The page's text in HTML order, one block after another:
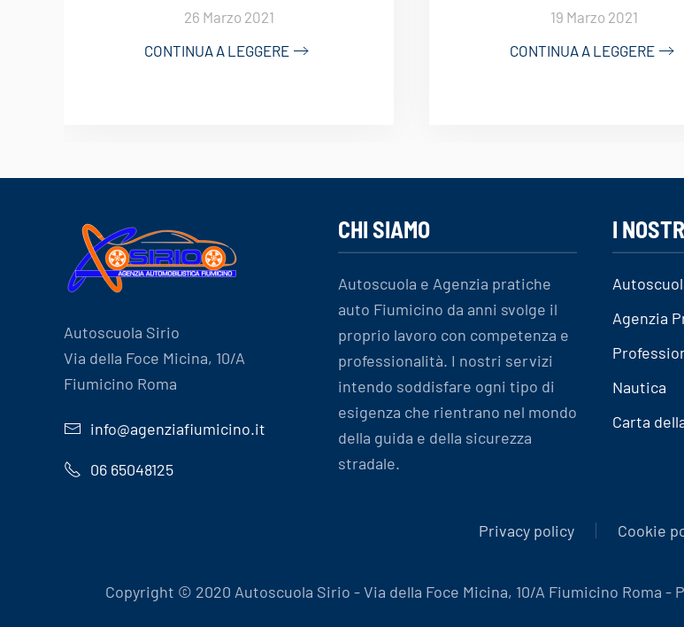
26 Marzo 2021
CONTINUA A LEGGERE
19 Marzo 2021
CONTINUA A LEGGERE
Autoscuola Sirio
Via della Foce Micina, 10/A
Fiumicino Roma
info@agenziafiumicino.it
06 65048125
CHI SIAMO
Autoscuola e Agenzia pratiche
auto Fiumicino da anni svolge il
proprio lavoro con competenza e
professionalità. I nostri servizi
intendo soddisfare ogni tipo di
esigenza che rientrano nel mondo
della guida e della sicurezza
stradale.
I
Agenzia
Nautica
Carta
Privacy policy Cookie
Copyright © 2020 Autoscuola Sirio - Via della Foce Micina, 10/A Fiumicino Roma -